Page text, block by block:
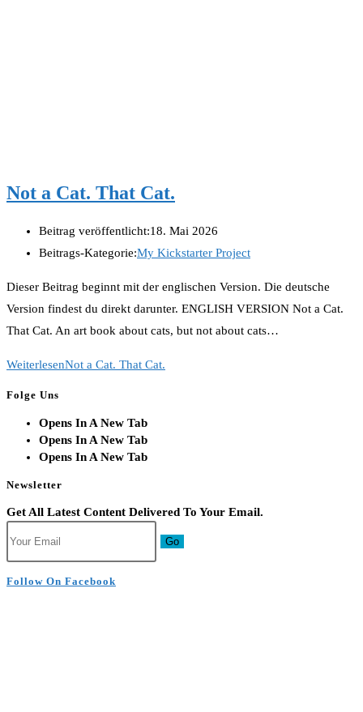
Not a Cat. That Cat.
Beitrag veröffentlicht:18. Mai 2026
Beitrags-Kategorie:My Kickstarter Project
Dieser Beitrag beginnt mit der englischen Version. Die deutsche
Version findest du direkt darunter. ENGLISH VERSION Not a Cat.
That Cat. An art book about cats, but not about cats…
WeiterlesenNot a Cat. That Cat.
Folge Uns
Opens In A New Tab
Opens In A New Tab
Opens In A New Tab
Newsletter
Get All Latest Content Delivered To Your Email.
Go
Follow On Facebook